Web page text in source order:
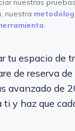
nuestras
nuestra
herramienta.
tu espacio de
de reserva de
avanzado de
y haz que